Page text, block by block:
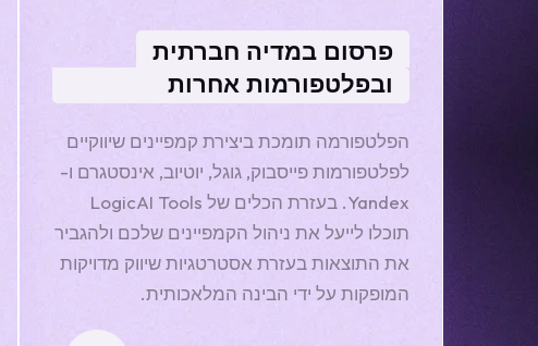
פרסום במדיה חברתית
ובפלטפורמות אחרות
הפלטפורמה תומכת ביצירת קמפיינים שיווקיים
לפלטפורמות פייסבוק, גוגל, יוטיוב, אינסטגרם ו-
Yandex. בעזרת הכלים של LogicAI Tools
תוכלו לייעל את ניהול הקמפיינים שלכם ולהגביר
את התוצאות בעזרת אסטרטגיות שיווק מדויקות
המופקות על ידי הבינה המלאכותית.